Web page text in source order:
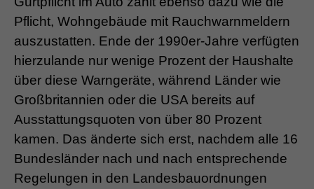
Pflicht, Wohngebäude mit Rauchwarnmeldern
auszustatten. Ende der 1990er-Jahre verfügten
hierzulande nur wenige Prozent der Haushalte
über diese Warngeräte, während Länder wie
Großbritannien oder die USA bereits auf
Ausstattungsquoten von über 80 Prozent
kamen. Das änderte sich erst, nachdem alle 16
Bundesländer nach und nach entsprechende
Regelungen in den Landesbauordnungen